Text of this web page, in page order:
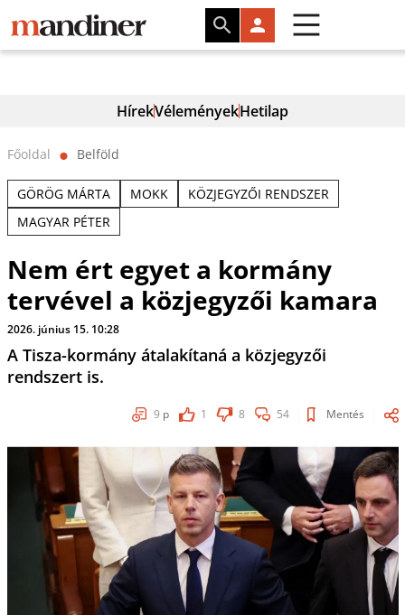
HírekVéleményekHetilap
Főoldal ⬤ Belföld
GÖRÖG MÁRTA MOKK
KÖZJEGYZŐI RENDSZER
MAGYAR PÉTER
Nem ért egyet a kormány
tervével a közjegyzői kamara
2026. június 15. 10:28
A Tisza-kormány átalakítaná a közjegyzői
rendszert is.
9 p 1 8 54 Mentés